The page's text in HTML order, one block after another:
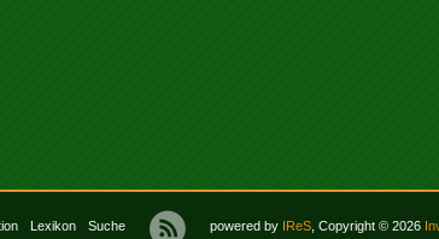
Lexikon Suche powered by IReS , Copyright © 2026